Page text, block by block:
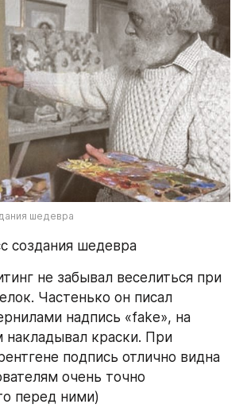
шедевра
создания шедевра
не забывал веселиться при
Частенько он писал
надпись «fake», на
накладывал краски. При
подпись отлично видна
очень точно
перед ними)